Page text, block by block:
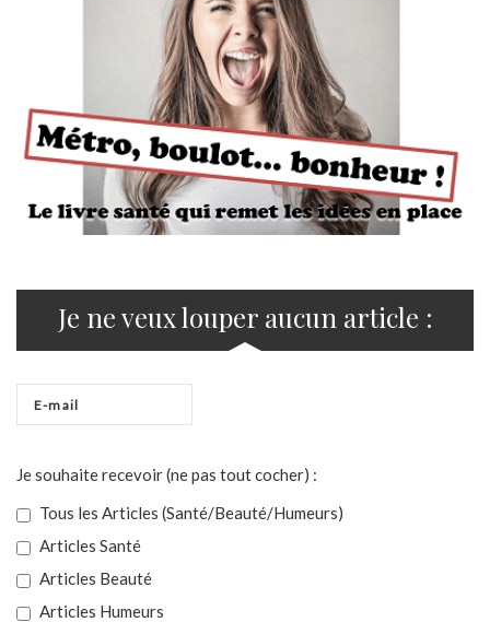
Je ne veux louper aucun article :
Je souhaite recevoir (ne pas tout cocher) :
Tous les Articles (Santé/Beauté/Humeurs)
Articles Santé
Articles Beauté
Articles Humeurs